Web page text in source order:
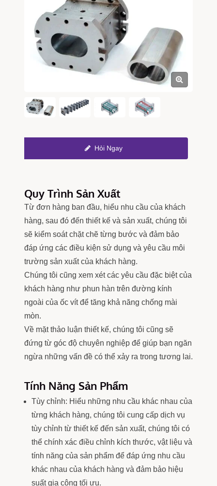
Hỏi Ngay
Quy Trình Sản Xuất
Từ đơn hàng ban đầu, hiểu nhu cầu của khách
hàng, sau đó đến thiết kế và sản xuất, chúng tôi
sẽ kiểm soát chặt chẽ từng bước và đảm bảo
đáp ứng các điều kiện sử dụng và yêu cầu môi
trường sản xuất của khách hàng.
Chúng tôi cũng xem xét các yêu cầu đặc biệt của
khách hàng như phun hàn trên đường kính
ngoài của ốc vít để tăng khả năng chống mài
mòn.
Về mặt thảo luận thiết kế, chúng tôi cũng sẽ
đứng từ góc độ chuyên nghiệp để giúp bạn ngăn
ngừa những vấn đề có thể xảy ra trong tương lai.
Tính Năng Sản Phẩm
Tùy chỉnh: Hiểu những nhu cầu khác nhau của
từng khách hàng, chúng tôi cung cấp dịch vụ
tùy chỉnh từ thiết kế đến sản xuất, chúng tôi có
thể chính xác điều chỉnh kích thước, vật liệu và
tính năng của sản phẩm để đáp ứng nhu cầu
khác nhau của khách hàng và đảm bảo hiệu
suất gia công tối ưu.